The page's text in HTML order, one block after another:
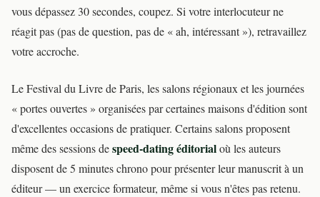
vous dépassez 30 secondes, coupez. Si votre interlocuteur ne
réagit pas (pas de question, pas de « ah, intéressant »), retravaillez
votre accroche.
Le Festival du Livre de Paris, les salons régionaux et les journées
« portes ouvertes » organisées par certaines maisons d'édition sont
d'excellentes occasions de pratiquer. Certains salons proposent
même des sessions despeed-dating éditorialoù les auteurs
disposent de 5 minutes chrono pour présenter leur manuscrit à un
éditeur — un exercice formateur, même si vous n'êtes pas retenu.